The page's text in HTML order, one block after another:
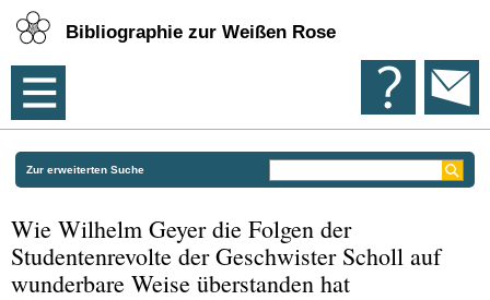
Bibliographie zur Weißen Rose
Zur erweiterten Suche
Wie Wilhelm Geyer die Folgen der
Studentenrevolte der Geschwister Scholl auf
wunderbare Weise überstanden hat